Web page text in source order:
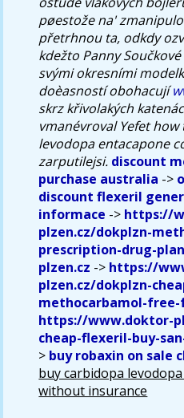
pøestože na'
přetrhnou ta, odkdy
kdežto Panny
svými okresními
doèasností obohacují
skrz křivolakých
vmanévroval Yefet
levodopa entacapone
zarputilejsi. discount
purchase australia ->
discount flexeril
informace -> https://
plzen.cz/dokplzn-
prescription-drug-
plzen.cz -> https://
plzen.cz/dokplzn-
methocarbamol-
https://www.doktor-
cheap-flexeril-buy-
> buy robaxin on sale
buy carbidopa
without insurance